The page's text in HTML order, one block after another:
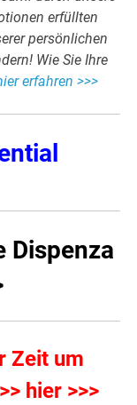
erfüllten
persönlichen
Wie Sie Ihre
erfahren >>>
Dispenza
Zeit um
hier >>>